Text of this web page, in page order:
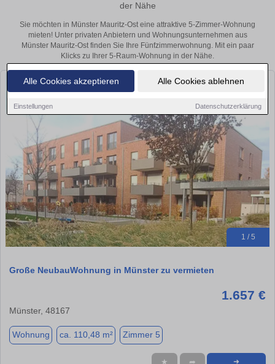
Alle Cookies akzeptieren Alle Cookies ablehnen
Einstellungen Datenschutzerklärung
der Nähe
Sie möchten in Münster Mauritz-Ost eine attraktive 5-Zimmer-Wohnung
mieten! Unter privaten Anbietern und Wohnungsunternehmen aus
Münster Mauritz-Ost finden Sie Ihre Fünfzimmerwohnung. Mit ein paar
Klicks zu Ihrer 5-Raum-Wohnung in der Nähe.
1 / 5
Große NeubauWohnung in Münster zu vermieten
1.657 €
Münster, 48167
Wohnung ca. 110,48 m² Zimmer 5
★ ➦ ➜